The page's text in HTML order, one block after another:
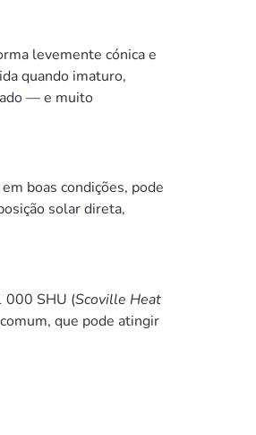
levemente cónica e
quando imaturo,
— e muito
boas condições, pode
solar direta,
000 SHU (Scoville Heat
que pode atingir